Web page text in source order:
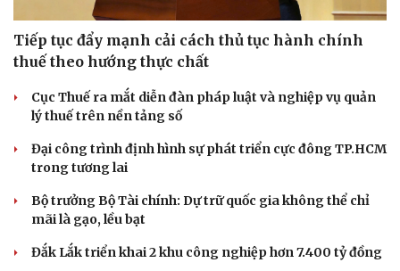
Tiếp tục đẩy mạnh cải cách thủ tục hành chính
thuế theo hướng thực chất
Cục Thuế ra mắt diễn đàn pháp luật và nghiệp vụ quản
lý thuế trên nền tảng số
Đại công trình định hình sự phát triển cực đông TP.HCM
trong tương lai
Bộ trưởng Bộ Tài chính: Dự trữ quốc gia không thể chỉ
mãi là gạo, lều bạt
Đắk Lắk triển khai 2 khu công nghiệp hơn 7.400 tỷ đồng